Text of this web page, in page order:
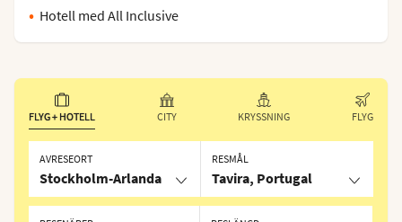
Hotell med All Inclusive
FLYG + HOTELL CITY KRYSSNING FLYG
AVRESEORT
Stockholm-Arlanda
RESMÅL
Tavira, Portugal